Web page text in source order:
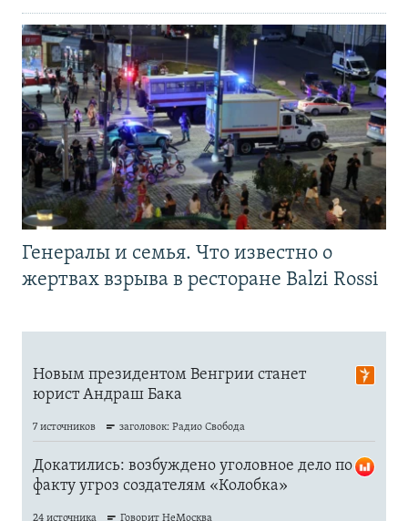
Генералы и семья. Что известно о
жертвах взрыва в ресторане Balzi Rossi